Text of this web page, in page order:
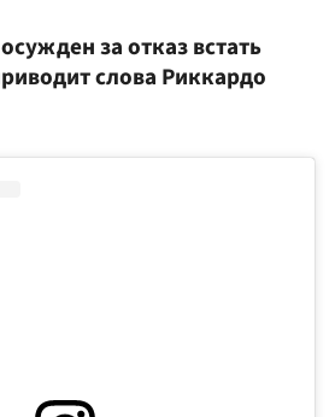
за отказ встать
слова Риккардо